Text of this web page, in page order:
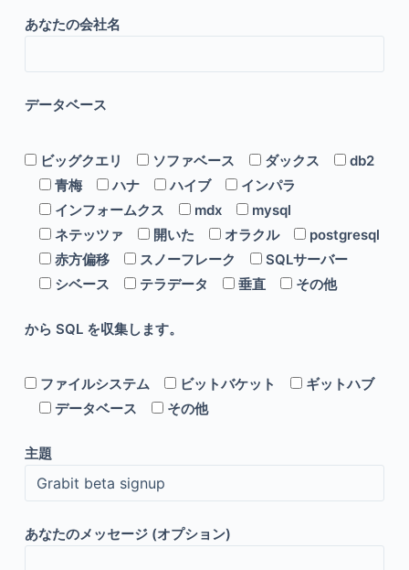
あなたの会社名
データベース
ビッグクエリ ソファベース ダックス
db2
青梅
ハナ ハイブ
インパラ
インフォームクス
mdx
mysql
ネテッツァ
開いた オラクル
postgresql
赤方偏移
スノーフレーク
SQLサーバー
シベース
テラデータ 垂直 その他
から SQL を収集します。
ファイルシステム ビットバケット
ギットハブ
データベース
その他
主題
あなたのメッセージ (オプション)